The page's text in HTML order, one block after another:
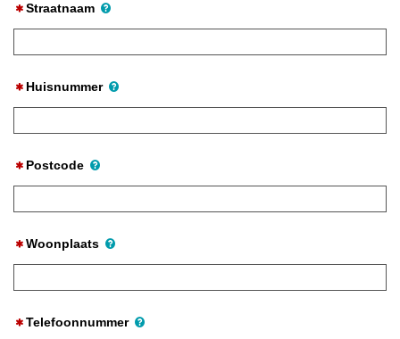
Straatnaam
Huisnummer
Postcode
Woonplaats
Telefoonnummer